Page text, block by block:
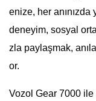
enize, her anınızda
deneyim, sosyal
zla paylaşmak,
or.
Vozol Gear 7000